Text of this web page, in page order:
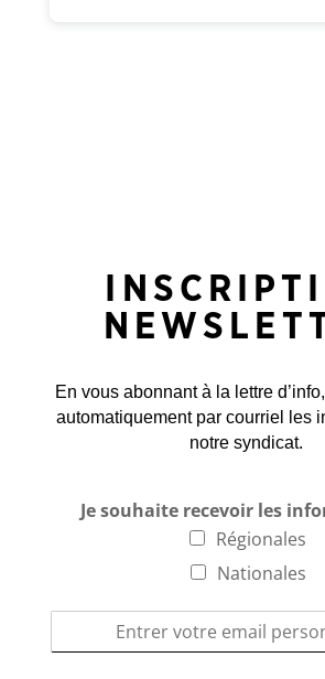
En vous abonnant à la lettre
automatiquement par courriel les
notre syndicat.
Je souhaite recevoir les
Régionales
Nationales